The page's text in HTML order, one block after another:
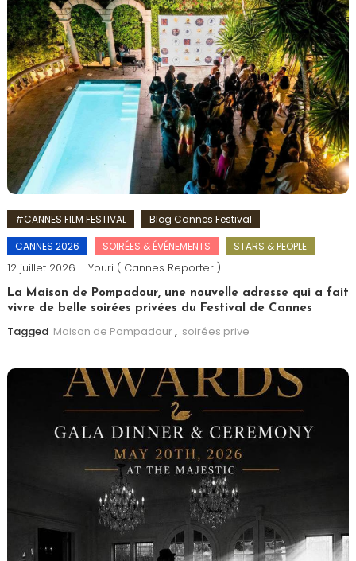
#CANNES FILM FESTIVAL
Blog Cannes Festival
CANNES 2026
SOIRÉES & ÉVÉNEMENTS STARS & PEOPLE
12 juillet 2026 Youri ( Cannes Reporter )
La Maison de Pompadour, une nouvelle adresse qui a fait
vivre de belle soirées privées du Festival de Cannes
Tagged Maison de Pompadour, soirées prive